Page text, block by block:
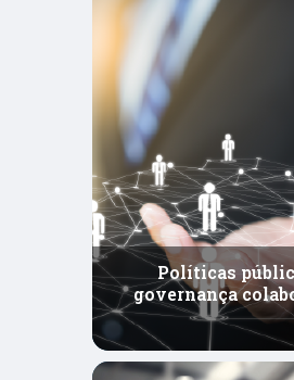
principais agendas da dimensão
Imagine Brasil: (i) conservação e
biomas e sua biodiversidade, (ii)
qualidade das águas e dos
qualidade do ar.
De maneira transversal a essas
com interface com as demais
Brasil (social, econômico e
agendas da economia verde e
mitigação e adaptação às
4. Governança colaborativa:o
os recursos que produz. Segundo
Políticas
governança